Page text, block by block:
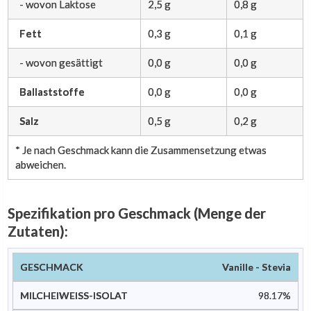
- wovon Laktose 2,5 g 0,8 g
Fett 0,3 g 0,1 g
- wovon gesättigt 0,0 g 0,0 g
Ballaststoffe 0,0 g 0,0 g
Salz 0,5 g 0,2 g
* Je nach Geschmack kann die Zusammensetzung etwas
abweichen.
Spezifikation pro Geschmack (Menge der
Zutaten):
Geschmack
Isolat
Natürliche
Farbstoffe
Vanille - Stevia
98.17%